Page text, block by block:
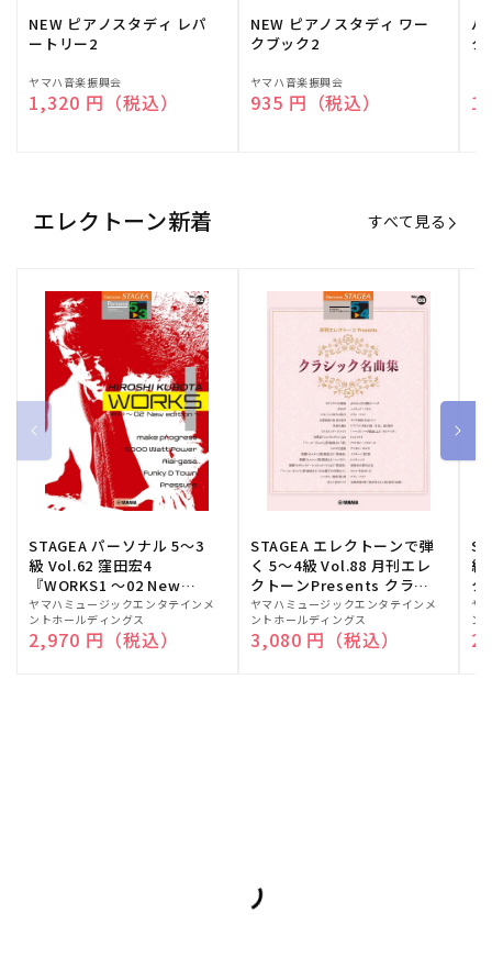
NEW ピアノスタディ レパ
ートリー2
販
売
ヤマハ音楽振興会
通常価格
1,320 円（税込）
NEW ピアノスタディ ワー
クブック2
販
売
ヤマハ音楽振興会
通常価格
935 円（税込）
バ
ク
売
エレクトーン新着 すべて見る
STAGEA パーソナル 5～3
級 Vol.62 窪田宏4
『WORKS1 ～02 New
edition～』
販
売
元:
ヤマハミュージックエンタテインメ
ントホールディングス
通常価格
2,970 円（税込）
STAGEA エレクトーンで弾
く 5～4級 Vol.88 月刊エレ
クトーンPresents クラシ
ック名曲集
販
売
元:
ヤマハミュージックエンタテインメ
ントホールディングス
通常価格
3,080 円（税込）
級
ク
販
売
元:
ヤ
ン